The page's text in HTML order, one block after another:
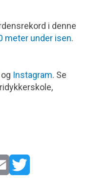
i denne
meter under isen.
og Instagram. Se